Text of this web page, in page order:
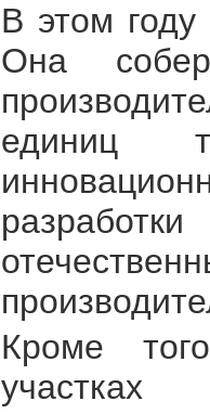
В этом
Она
единиц
Кроме